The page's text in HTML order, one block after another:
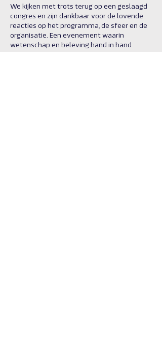
We kijken met trots terug op een geslaagd
congres en zijn dankbaar voor de lovende
reacties op het programma, de sfeer en de
organisatie. Een evenement waarin
wetenschap en beleving hand in hand